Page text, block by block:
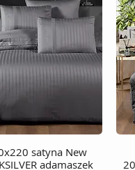
Podglądsatyna New
adamaszek